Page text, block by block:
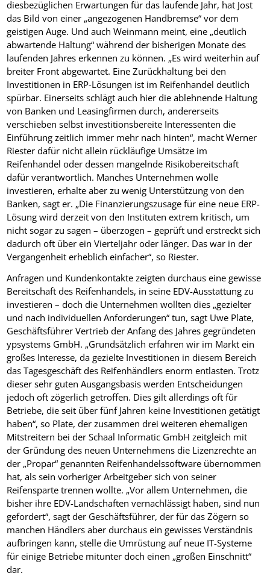
diesbezüglichen Erwartungen für das laufende Jahr, hat Jost
das Bild von einer „angezogenen Handbremse“ vor dem
geistigen Auge. Und auch Weinmann meint, eine „deutlich
abwartende Haltung“ während der bisherigen Monate des
laufenden Jahres erkennen zu können. „Es wird weiterhin auf
breiter Front abgewartet. Eine Zurückhaltung bei den
Investitionen in ERP-Lösungen ist im Reifenhandel deutlich
spürbar. Einerseits schlägt auch hier die ablehnende Haltung
von Banken und Leasingfirmen durch, andererseits
verschieben selbst investitionsbereite Interessenten die
Einführung zeitlich immer mehr nach hinten“, macht Werner
Riester dafür nicht allein rückläufige Umsätze im
Reifenhandel oder dessen mangelnde Risikobereitschaft
dafür verantwortlich. Manches Unternehmen wolle
investieren, erhalte aber zu wenig Unterstützung von den
Banken, sagt er. „Die Finanzierungszusage für eine neue ERP-
Lösung wird derzeit von den Instituten extrem kritisch, um
nicht sogar zu sagen – überzogen – geprüft und erstreckt sich
dadurch oft über ein Vierteljahr oder länger. Das war in der
Vergangenheit erheblich einfacher“, so Riester.
Anfragen und Kundenkontakte zeigten durchaus eine gewisse
Bereitschaft des Reifenhandels, in seine EDV-Ausstattung zu
investieren – doch die Unternehmen wollten dies „gezielter
und nach individuellen Anforderungen“ tun, sagt Uwe Plate,
Geschäftsführer Vertrieb der Anfang des Jahres gegründeten
ypsystems GmbH. „Grundsätzlich erfahren wir im Markt ein
großes Interesse, da gezielte Investitionen in diesem Bereich
das Tagesgeschäft des Reifenhändlers enorm entlasten. Trotz
dieser sehr guten Ausgangsbasis werden Entscheidungen
jedoch oft zögerlich getroffen. Dies gilt allerdings oft für
Betriebe, die seit über fünf Jahren keine Investitionen getätigt
haben“, so Plate, der zusammen drei weiteren ehemaligen
Mitstreitern bei der Schaal Informatic GmbH zeitgleich mit
der Gründung des neuen Unternehmens die Lizenzrechte an
der „Propar“ genannten Reifenhandelssoftware übernommen
hat, als sein vorheriger Arbeitgeber sich von seiner
Reifensparte trennen wollte. „Vor allem Unternehmen, die
bisher ihre EDV-Landschaften vernachlässigt haben, sind nun
gefordert“, sagt der Geschäftsführer, der für das Zögern so
manchen Händlers aber durchaus ein gewisses Verständnis
aufbringen kann, stelle die Umrüstung auf neue IT-Systeme
für einige Betriebe mitunter doch einen „großen Einschnitt“
dar.